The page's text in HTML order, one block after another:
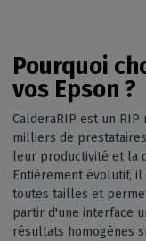
Pourquoi
vos Epson ?
CalderaRIP est un
milliers de
leur productivité et la
Entièrement évolutif, il
toutes tailles et
partir d'une interface
résultats homogènes